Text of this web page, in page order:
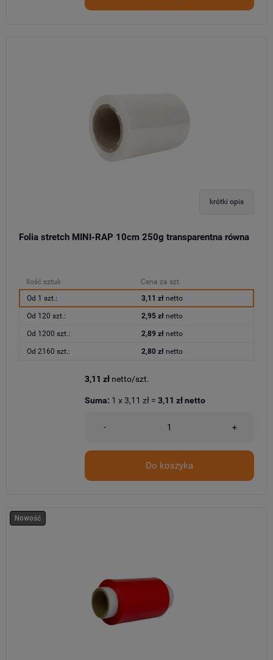
krótki opis
Folia stretch MINI-RAP 10cm 250g transparentna równa
Ilość sztuk
Cena za szt.
Od 1 szt.:
3,11 złnetto
Od 120 szt.: 2,95 złnetto
Od 1200 szt.: 2,89 złnetto
Od 2160 szt.: 2,80 złnetto
3,11 zł netto/szt.
- +
Do koszyka
Suma: 1 x3,11 zł = 3,11 złnetto
Nowość